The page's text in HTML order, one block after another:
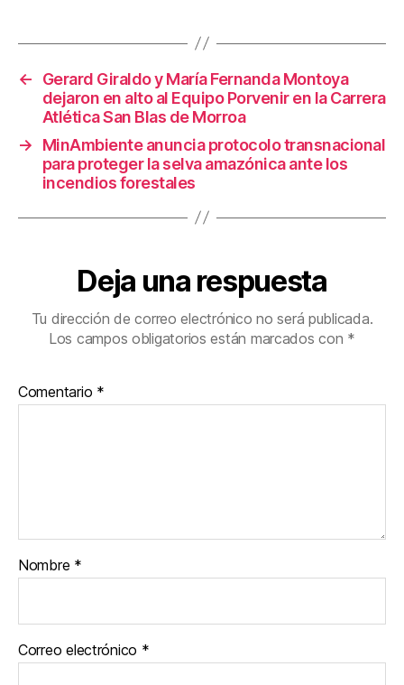
o
k
ar
tir
←
Gerard Giraldo y María Fernanda Montoya
dejaron en alto al Equipo Porvenir en la Carrera
Atlética San Blas de Morroa
→
MinAmbiente anuncia protocolo transnacional
para proteger la selva amazónica ante los
incendios forestales
Deja una respuesta
Tu dirección de correo electrónico no será publicada.
Los campos obligatorios están marcados con *
Comentario *
Nombre *
Correo electrónico *